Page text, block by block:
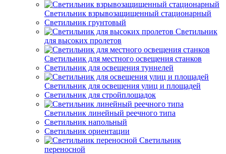
Светильник взрывозащищенный стационарный
Светильник грунтовый
Светильник
для высоких пролетов
Светильник для местного освещения станков
Светильник для освещения туннелей
Светильник для освещения улиц и площадей
Светильник для стройплощадок
Светильник линейный реечного типа
Светильник напольный
Светильник ориентации
Светильник
переносной